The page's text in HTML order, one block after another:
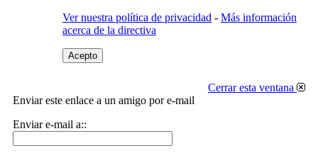
Ver nuestra política de privacidad - Más información
acerca de la directiva
Acepto
Cerrar esta ventana
Enviar este enlace a un amigo por e-mail
Enviar e-mail a::